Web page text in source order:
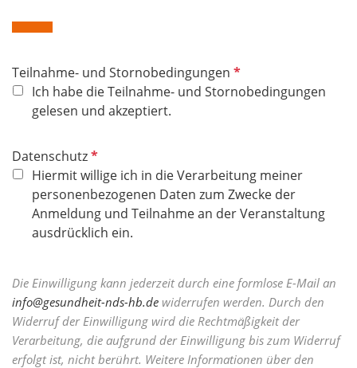
Teilnahme- und Stornobedingungen P
f
h
t
f
e
Ich habe die Teilnahme- und Stornobedingungen
gelesen und akzeptiert.
DatenschutzP
f
l
i
c
f
e
l
d
Hiermit willige ich in die Verarbeitung meiner
personenbezogenen Daten zum Zwecke der
Anmeldung und Teilnahme an der Veranstaltung
ausdrücklich ein.
Die Einwilligung kann jederzeit durch eine formlose E-Mail an
info@gesundheit-nds-hb.de widerrufen werden. Durch den
Widerruf der Einwilligung wird die Rechtmäßigkeit der
Verarbeitung, die aufgrund der Einwilligung bis zum Widerruf
erfolgt ist, nicht berührt. Weitere Informationen über den